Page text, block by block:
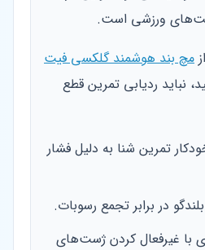
ورزشی است.
مچ بند هوشمند گلکسی فیت
نباید ردیابی تمرین قطع
تمرین شنا به دلیل فشار
در برابر تجمع رسوبات.
غیرفعال کردن ژست‌های